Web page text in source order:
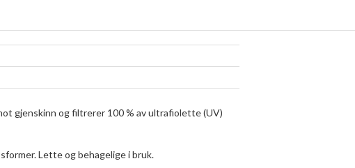
gjenskinn og filtrerer 100 % av ultrafiolette (UV)
Lette og behagelige i bruk.